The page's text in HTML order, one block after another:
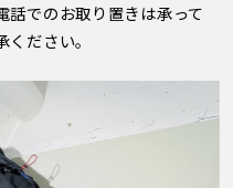
話でのお取り置きは承って
ださい。